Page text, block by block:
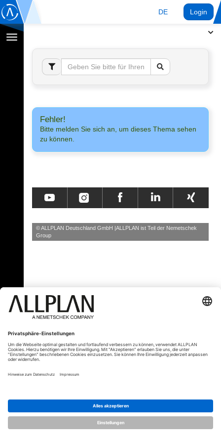
DE Login
Navigation
umschalten
Fehler!
Bitte melden Sie sich an, um dieses Thema sehen
zu können.
© ALLPLAN Deutschland GmbH ALLPLAN ist Teil der Nemetschek
Group